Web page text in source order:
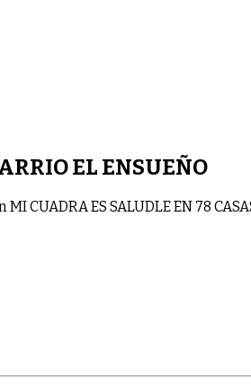
EL ENSUEÑO
MI CUADRA ES SALUDLE EN 78